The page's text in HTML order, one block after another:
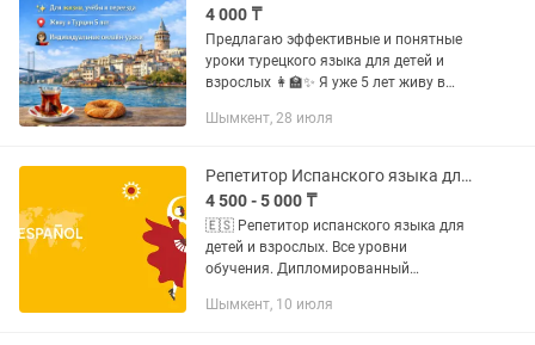
4 000 ₸
Предлагаю эффективные и понятные
уроки турецкого языка для детей и
взрослых 👩🏫✨ Я уже 5 лет живу в
все нюансы местной жизни. Научу вас
Шымкент, 28 июля
Репетитор Испанского языка для детей и взрослых
4 500 - 5 000 ₸
🇪🇸 Репетитор испанского языка для
детей и взрослых. Все уровни
обучения. Дипломированный
Меня зовут Камила, я —
Шымкент, 10 июля